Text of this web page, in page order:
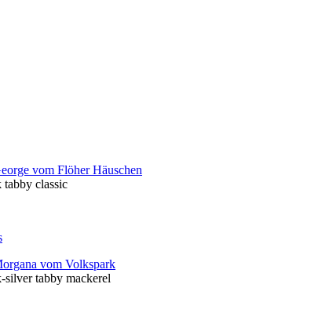
vom Flöher Häuschen
classic
vom Volkspark
silver tabby mackerel